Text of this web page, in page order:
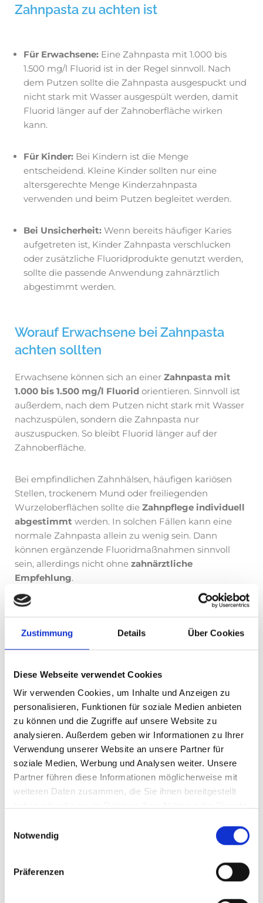
Zustimmung Details Über Cookies
Diese Webseite verwendet Cookies
Wir verwenden Cookies, um Inhalte und Anzeigen zu
personalisieren, Funktionen für soziale Medien anbieten
zu können und die Zugriffe auf unsere Website zu
analysieren. Außerdem geben wir Informationen zu Ihrer
Verwendung unserer Website an unsere Partner für
soziale Medien, Werbung und Analysen weiter. Unsere
Partner führen diese Informationen möglicherweise mit
weiteren Daten zusammen, die Sie ihnen bereitgestellt
Notwendig
Präferenzen
Zahnpasta zu achten ist
Für Erwachsene: Eine Zahnpasta mit 1.000 bis
1.500 mg/l Fluorid ist in der Regel sinnvoll. Nach
dem Putzen sollte die Zahnpasta ausgespuckt und
nicht stark mit Wasser ausgespült werden, damit
Fluorid länger auf der Zahnoberfläche wirken
kann.
Für Kinder: Bei Kindern ist die Menge
entscheidend. Kleine Kinder sollten nur eine
altersgerechte Menge Kinderzahnpasta
verwenden und beim Putzen begleitet werden.
Bei Unsicherheit: Wenn bereits häufiger Karies
aufgetreten ist, Kinder Zahnpasta verschlucken
oder zusätzliche Fluoridprodukte genutzt werden,
sollte die passende Anwendung zahnärztlich
abgestimmt werden.
Worauf Erwachsene bei Zahnpasta
achten sollten
Erwachsene können sich an einer Zahnpasta mit
1.000 bis 1.500 mg/l Fluorid orientieren. Sinnvoll ist
außerdem, nach dem Putzen nicht stark mit Wasser
nachzuspülen, sondern die Zahnpasta nur
auszuspucken. So bleibt Fluorid länger auf der
Zahnoberfläche.
Bei empfindlichen Zahnhälsen, häufigen kariösen
Stellen, trockenem Mund oder freiliegenden
Wurzeloberflächen sollte die Zahnpflege individuell
abgestimmt werden. In solchen Fällen kann eine
normale Zahnpasta allein zu wenig sein. Dann
können ergänzende Fluoridmaßnahmen sinnvoll
sein, allerdings nicht ohne zahnärztliche
Empfehlung.
achten sollten
noch nicht zuverlässig ausspucken. Deshalb ist es
wichtig, nur die empfohlene Menge zu nutzen und
das Putzen zu begleiten.
In derKinderzahnheilkundederZahnarztpraxis Dr.
Burger erhalten Eltern eine verständliche Beratung
zur passenden Zahnpflege, zur richtigen Putzroutine
und zur sinnvollen Fluorid-Anwendung. So lässt sich
dietägliche Zahnpflegesicher in den Familienalltag
Fluoridfreie Zahnpasta: Wann ist